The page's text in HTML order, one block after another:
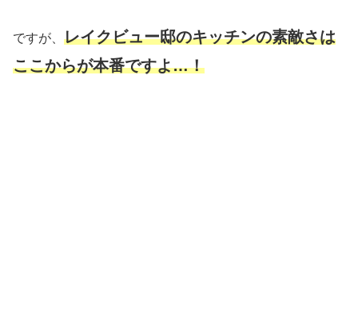
ですが、 レイクビュー邸のキッチンの素敵さは
ここからが本番ですよ…！